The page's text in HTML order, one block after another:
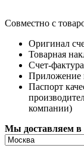
Совместно с
Оригинал
Товарная
Счет-фактура
Приложение
Паспорт
компании)
Мы доставляем в